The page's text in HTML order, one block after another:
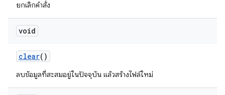
ยกเลิกคําสั่ง
void
clear()
ลบข้อมูลที่สะสมอยู่ในปัจจุบัน แล้วสร้างไฟล์ใหม่